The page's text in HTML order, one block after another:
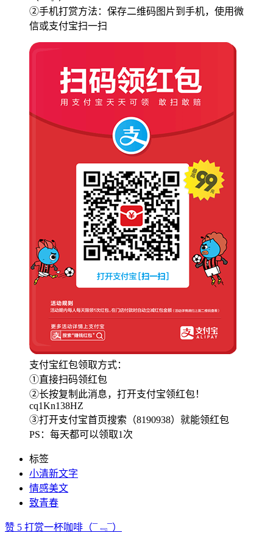
②手机打赏方法：保存二维码图片到手机，使用微
信或支付宝扫一扫
支付宝红包领取方式：
①直接扫码领红包
②长按复制此消息，打开支付宝领红包！
cq1Kn138HZ
③打开支付宝首页搜索（8190938）就能领红包
PS：每天都可以领取1次
标签
小清新文字
情感美文
致青春
赞 5 打赏一杯咖啡 （¯﹃¯）